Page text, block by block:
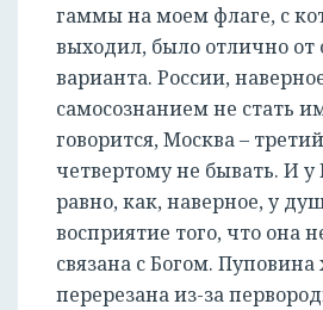
гаммы на моем флаге, с
выходил, было отлично от
варианта. России,
самосознанием не стать
говорится, Москва –
четвертому не бывать. И у
равно, как, наверное, у
восприятие того, что она
связана с Богом. Пуповина
перерезана из-за